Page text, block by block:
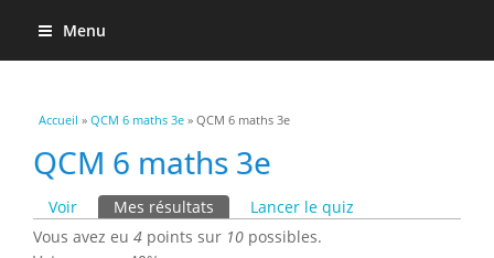
Menu
Vous êtes ici
Accueil » QCM 6 maths 3e » QCM 6 maths 3e
QCM 6 maths 3e
Onglets principaux
Voir Mes résultats (onglet actif)
Lancer le quiz
Vous avez eu 4 points sur 10 possibles.